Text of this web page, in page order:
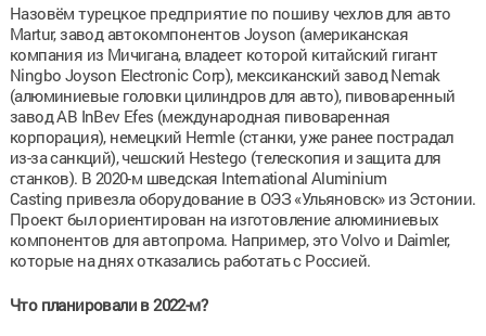
Назовём турецкое предприятие по пошиву чехлов для авто
Martur, завод автокомпонентов Joyson (американская
компания из Мичигана, владеет которой китайский гигант
Ningbo Joyson Electronic Corp), мексиканский завод Nemak
(алюминиевые головки цилиндров для авто), пивоваренный
завод AB InBev Efes (международная пивоваренная
корпорация), немецкий Hermle (станки, уже ранее пострадал
из-за санкций), чешский Hestego (телескопия и защита для
станков). В 2020-м шведская International Aluminium
Casting привезла оборудование в ОЭЗ «Ульяновск» из Эстонии.
Проект был ориентирован на изготовление алюминиевых
компонентов для автопрома. Например, это Volvo и Daimler,
которые на днях отказались работать с Россией.
Что планировали в 2022-м?